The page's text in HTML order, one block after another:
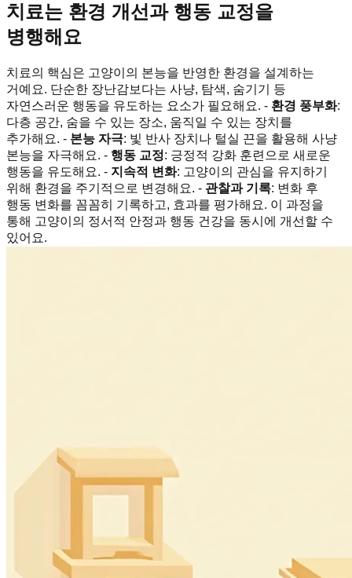
치료는 환경 개선과 행동 교정을
병행해요
치료의 핵심은 고양이의 본능을 반영한 환경을 설계하는
거예요. 단순한 장난감보다는 사냥, 탐색, 숨기기 등
자연스러운 행동을 유도하는 요소가 필요해요. - 환경 풍부화:
다층 공간, 숨을 수 있는 장소, 움직일 수 있는 장치를
추가해요. - 본능 자극: 빛 반사 장치나 털실 끈을 활용해 사냥
본능을 자극해요. - 행동 교정: 긍정적 강화 훈련으로 새로운
행동을 유도해요. - 지속적 변화: 고양이의 관심을 유지하기
위해 환경을 주기적으로 변경해요. - 관찰과 기록: 변화 후
행동 변화를 꼼꼼히 기록하고, 효과를 평가해요. 이 과정을
통해 고양이의 정서적 안정과 행동 건강을 동시에 개선할 수
있어요.